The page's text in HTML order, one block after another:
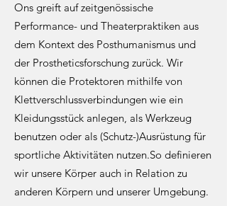
Ons greift auf zeitgenössische
Performance- und Theaterpraktiken aus
dem Kontext des Posthumanismus und
der Prostheticsforschung zurück. Wir
können die Protektoren mithilfe von
Klettverschlussverbindungen wie ein
Kleidungsstück anlegen, als Werkzeug
benutzen oder als (Schutz-)Ausrüstung für
sportliche Aktivitäten nutzen.So definieren
wir unsere Körper auch in Relation zu
anderen Körpern und unserer Umgebung.